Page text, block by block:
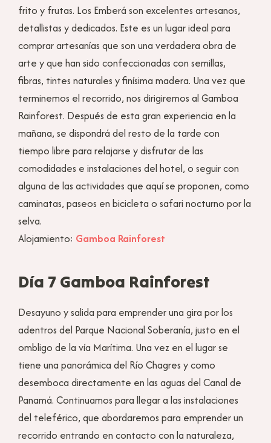
frito y frutas. Los Emberá son excelentes artesanos,
detallistas y dedicados. Este es un lugar ideal para
comprar artesanías que son una verdadera obra de
arte y que han sido confeccionadas con semillas,
fibras, tintes naturales y finísima madera. Una vez que
terminemos el recorrido, nos dirigiremos al Gamboa
Rainforest. Después de esta gran experiencia en la
mañana, se dispondrá del resto de la tarde con
tiempo libre para relajarse y disfrutar de las
comodidades e instalaciones del hotel, o seguir con
alguna de las actividades que aquí se proponen, como
caminatas, paseos en bicicleta o safari nocturno por la
selva.
Alojamiento: Gamboa Rainforest
Día 7 Gamboa Rainforest
Desayuno y salida para emprender una gira por los
adentros del Parque Nacional Soberanía, justo en el
ombligo de la vía Marítima. Una vez en el lugar se
tiene una panorámica del Río Chagres y como
desemboca directamente en las aguas del Canal de
Panamá. Continuamos para llegar a las instalaciones
del teleférico, que abordaremos para emprender un
recorrido entrando en contacto con la naturaleza,